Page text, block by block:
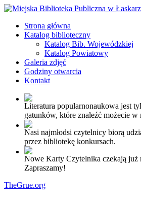
Strona główna
Katalog biblioteczny
Katalog Bib. Wojewódzkiej
Katalog Powiatowy
Galeria zdjęć
Godziny otwarcia
Kontakt
Literatura popularnonaukowa jest
gatunków, które znaleźć możecie w
Nasi najmłodsi czytelnicy biorą
przez bibliotekę konkursach.
Nowe Karty Czytelnika czekają już
Zapraszamy!
TheGrue.org